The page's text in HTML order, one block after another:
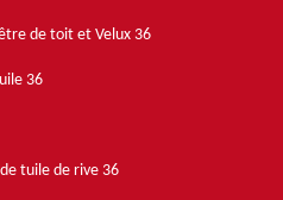
de toit et Velux 36
36
tuile de rive 36